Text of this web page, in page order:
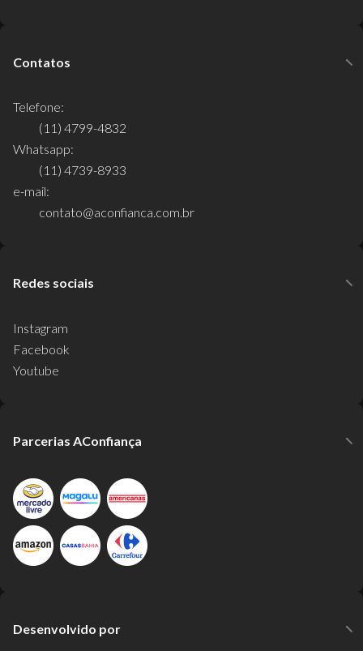
Contatos
Telefone:
(11) 4799-4832
Whatsapp:
(11) 4739-8933
e-mail:
contato@aconfianca.com.br
Redes sociais
Instagram
Facebook
Youtube
Parcerias AConfiança
Desenvolvido por